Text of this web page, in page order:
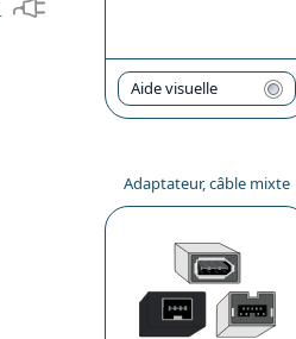
Aide visuelle
Adaptateur, câble mixte